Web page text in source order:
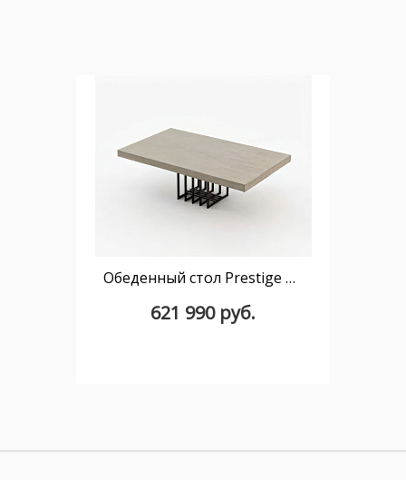
Обеденный стол Prestige 140 см раздвижной
621 990 руб.